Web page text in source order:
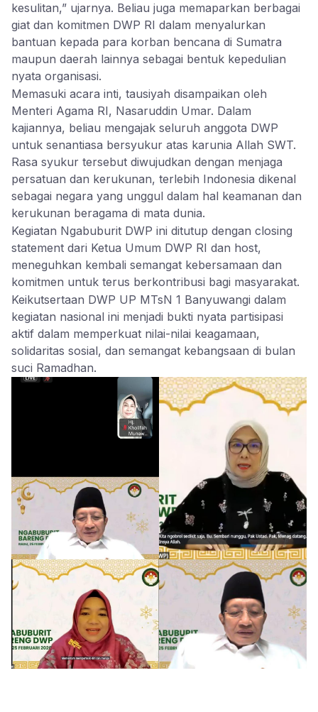
kesulitan,” ujarnya. Beliau juga memaparkan berbagai
giat dan komitmen DWP RI dalam menyalurkan
bantuan kepada para korban bencana di Sumatra
maupun daerah lainnya sebagai bentuk kepedulian
nyata organisasi.
Memasuki acara inti, tausiyah disampaikan oleh
Menteri Agama RI, Nasaruddin Umar. Dalam
kajiannya, beliau mengajak seluruh anggota DWP
untuk senantiasa bersyukur atas karunia Allah SWT.
Rasa syukur tersebut diwujudkan dengan menjaga
persatuan dan kerukunan, terlebih Indonesia dikenal
sebagai negara yang unggul dalam hal keamanan dan
kerukunan beragama di mata dunia.
Kegiatan Ngabuburit DWP ini ditutup dengan closing
statement dari Ketua Umum DWP RI dan host,
meneguhkan kembali semangat kebersamaan dan
komitmen untuk terus berkontribusi bagi masyarakat.
Keikutsertaan DWP UP MTsN 1 Banyuwangi dalam
kegiatan nasional ini menjadi bukti nyata partisipasi
aktif dalam memperkuat nilai-nilai keagamaan,
solidaritas sosial, dan semangat kebangsaan di bulan
suci Ramadhan.